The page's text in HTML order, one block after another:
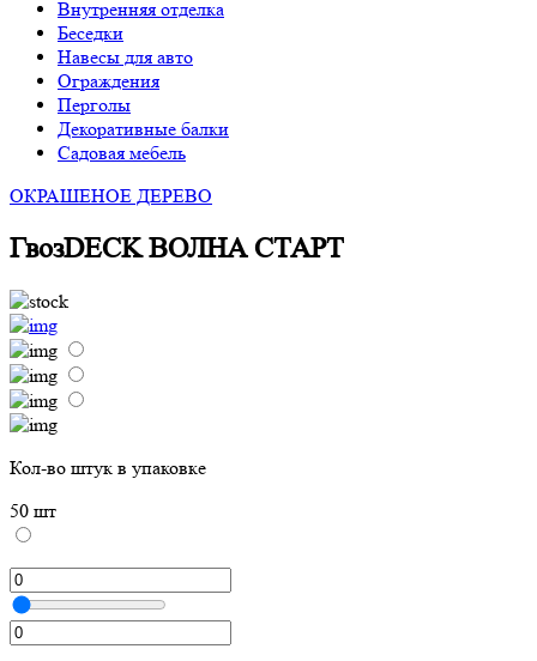
Внутренняя отделка
Беседки
Навесы для авто
Ограждения
Перголы
Декоративные балки
Садовая мебель
ОКРАШЕНОЕ ДЕРЕВО
ГвозDECK ВОЛНА СТАРТ
Кол-во штук в упаковке
50 шт